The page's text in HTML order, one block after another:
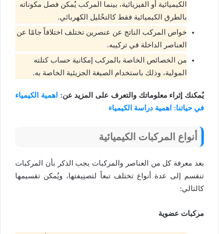
الكيميائية أو الفيزيائية، بينما المركب يُمكن فصل مكوناته
بالطرق الكيميائية فقط كالتحْليل الكهربائي.
خواص المركب الناتج عن عنصرين تختلف اختلافاً جامًا عن
العناصر الداخلة في تركيبه.
من الخصائص الخاصة بالمركب إمكانية حساب كتلته
المولية، وذلك باستخدام الصيغة الجزيئية الخاصة به.
يُمكنك إثراء معلوماتك والتعرف على المزيد عن:
اهمية الكيمياء
في حياتنا: اهمية دراسة الكيمياء
أنواع المركبات الكيميائية
بعد معرفة كل من العناصر والمركبات يجب الذكر بأن المركبات
تنقسم إلى عدة أنواع تختلف تبعاً لتصنِيفتها، ويُمكن تقسيمها
كالتالي:
مركبات عضوية